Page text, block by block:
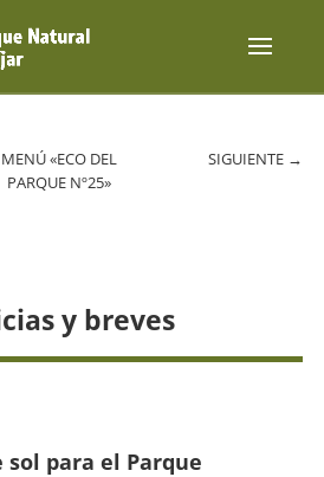
MENÚ «ECO DEL
PARQUE Nº25»
SIGUIENTE →
y breves
sol para el Parque